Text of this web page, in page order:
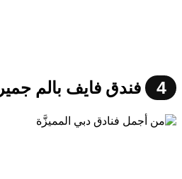
4 فندق فايف بالم جميرا